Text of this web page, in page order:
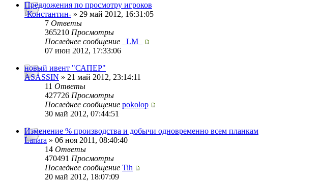
Предложения по просмотру игроков
-Константин- » 29 май 2012, 16:31:05
7 Ответы
365210 Просмотры
Последнее сообщение
_LM_
07 июн 2012, 17:33:06
новый ивент "САПЕР"
ASASSIN » 21 май 2012, 23:14:11
11 Ответы
427726 Просмотры
Последнее сообщение pokolop
30 май 2012, 07:44:51
Изменение % производства и добычи одновременно всем планкам
Lanara » 06 ноя 2011, 08:40:40
14 Ответы
470491 Просмотры
Последнее сообщение Tih
20 май 2012, 18:07:09